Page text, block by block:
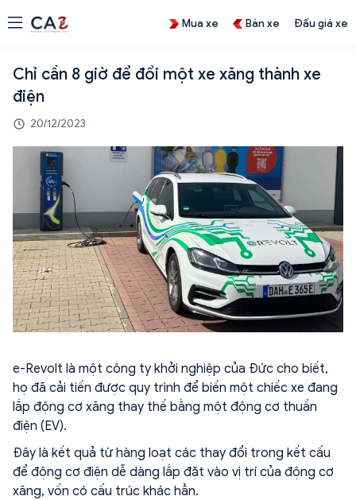
Mua xe Bán xe Đấu giá xe
Chỉ cần 8 giờ để đổi một xe xăng thành xe
điện
20/12/2023
e-Revolt là một công ty khởi nghiệp của Đức cho biết,
họ đã cải tiến được quy trình để biến một chiếc xe đang
lắp động cơ xăng thay thế bằng một động cơ thuần
điện (EV).
Đây là kết quả từ hàng loạt các thay đổi trong kết cấu
để động cơ điện dễ dàng lắp đặt vào vị trí của động cơ
xăng, vốn có cấu trúc khác hẳn.